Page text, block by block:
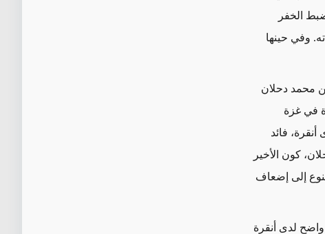
الخفر
وفي حينها
محمد دحلان
في غزة
فائد
كون الأخير
إلى إضعاف
لدى أنقرة